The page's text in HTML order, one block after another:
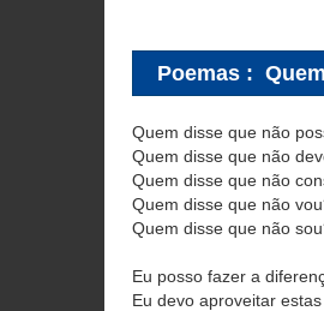
Poemas :
Quem disse que não
Quem disse que não
Quem disse que não
Quem disse que não
Quem disse que não
Eu posso fazer a
Eu devo aproveitar